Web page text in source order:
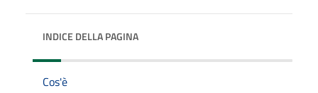
INDICE DELLA PAGINA
Cos'è